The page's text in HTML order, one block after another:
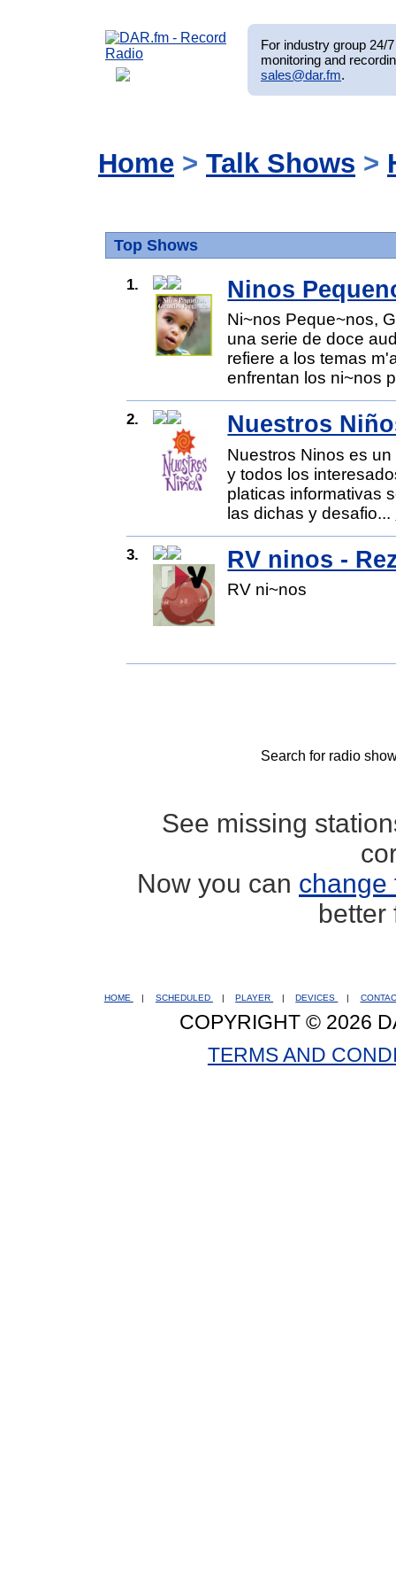
For industry group 24/
monitoring and
sales@dar.fm.
Home > Talk Shows >
Top Shows
1. Ninos
Ni~nos Peque~nos,
una serie de doce
refiere a los temas
enfrentan los ni~nos
2. Nuestros
Nuestros Ninos es
y todos los
platicas informativas
las dichas y desafio...
3. RV ninos -
RV ni~nos
Search for radio
See missing
Now you can change
better
HOME | SCHEDULED | PLAYER | DEVICES |
COPYRIGHT © 2026
TERMS AND